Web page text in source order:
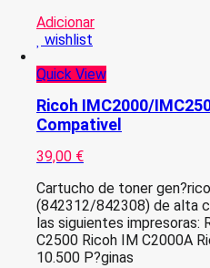
Adicionar
wishlist
Quick View
Ricoh IMC2000/
Compativel
39,00 €
Cartucho de toner
(842312/842308) de alta
las siguientes impresoras:
C2500 Ricoh IM C2000A
10.500 P?ginas